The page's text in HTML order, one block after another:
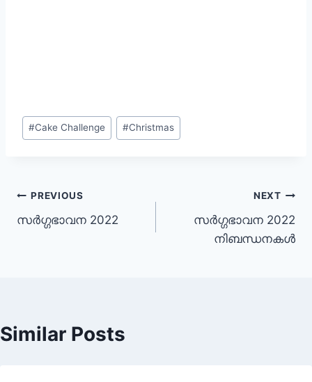
Post
Tags:
#Cake Challenge #Christmas
Post
navigation
PREVIOUS
സർഗ്ഗഭാവന 2022
NEXT
സർഗ്ഗഭാവന 2022
നിബന്ധനകള്‍
Similar Posts